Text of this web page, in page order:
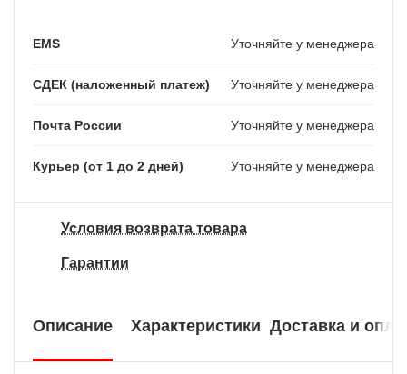
EMS Уточняйте у менеджера
СДЕК (наложенный платеж) Уточняйте у менеджера
Почта России Уточняйте у менеджера
Курьер (от 1 до 2 дней) Уточняйте у менеджера
Условия возврата товара
Гарантии
Описание Характеристики Доставка и